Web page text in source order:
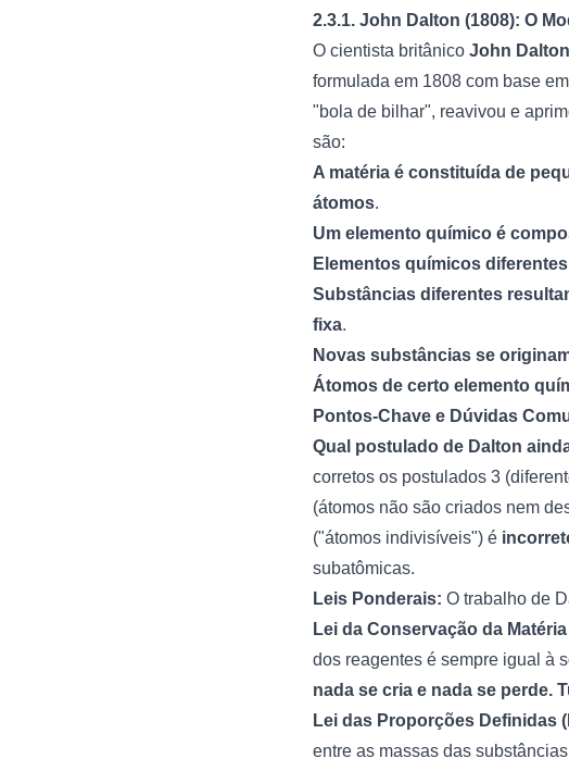
2.3.1. John Dalton (1808): O
O cientista britânico John Dalton
formulada em 1808 com base em
"bola de bilhar", reavivou e
são:
A matéria é constituída de
átomos.
Um elemento químico é
Elementos químicos
Substâncias diferentes
fixa.
Novas substâncias se
Átomos de certo elemento
Pontos-Chave e Dúvidas
Qual postulado de Dalton
corretos os postulados 3
(átomos não são criados nem
("átomos indivisíveis") é
subatômicas.
Leis Ponderais: O trabalho de
Lei da Conservação da
dos reagentes é sempre igual à
nada se cria e nada se perde.
Lei das Proporções Definidas
entre as massas das